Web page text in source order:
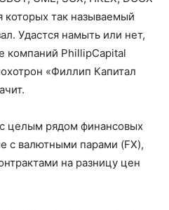
которых так называемый
Удастся намыть или нет,
компаний PhillipCapital
«Филлип Капитал
целым рядом финансовых
с валютными парами (FX),
на разницу цен